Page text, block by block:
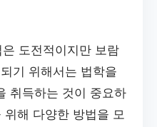
도전적이지만 보람
기 위해서는 법학을
취득하는 것이 중요하
해 다양한 방법을 모